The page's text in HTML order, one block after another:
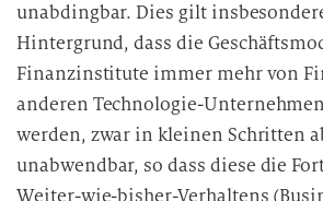
unabdingbar. Dies gilt
Hintergrund, dass die
Finanzinstitute immer mehr von
anderen Technologie-
werden, zwar in kleinen Schritten
unabwendbar, so dass diese die
Weiter-wie-bisher-Verhaltens